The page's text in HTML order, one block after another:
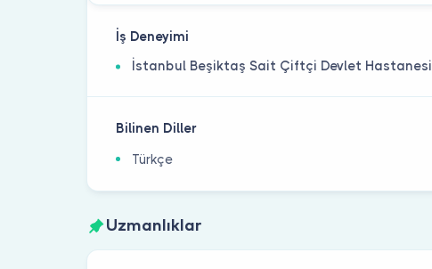
İş Deneyimi
İstanbul Beşiktaş Sait Çiftçi Devlet Hastanesi
Bilinen Diller
Türkçe
Uzmanlıklar